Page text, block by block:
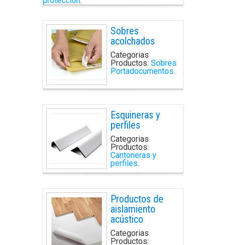
Sobres
acolchados
Categorias
Productos: Sobres
Portadocumentos.
Esquineras y
perfiles
Categorias
Productos:
Cantoneras y
perfiles.
Productos de
aislamiento
acústico
Categorias
Productos: